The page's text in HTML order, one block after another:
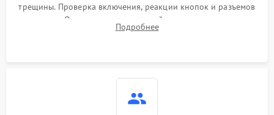
трещины. Проверка включения, реакции кнопок и разъемов
зарядки. Оценка вывода тепловой сигнатуры на экран,
проверка базовых функций и считывание системных
Подробнее